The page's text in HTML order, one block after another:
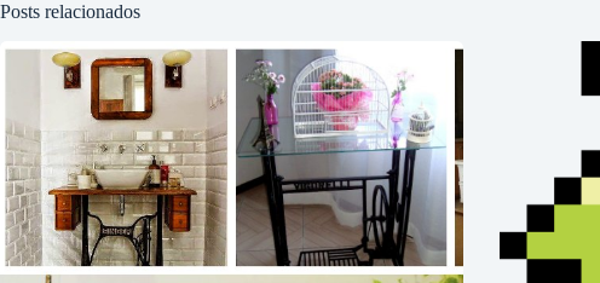
Posts relacionados